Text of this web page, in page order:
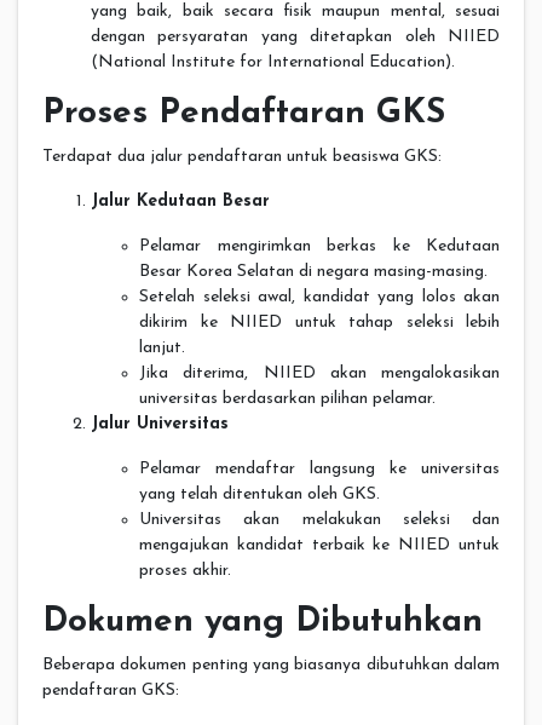
yang baik, baik secara fisik maupun mental, sesuai
dengan persyaratan yang ditetapkan oleh NIIED
(National Institute for International Education).
Proses Pendaftaran GKS
Terdapat dua jalur pendaftaran untuk beasiswa GKS:
Jalur Kedutaan Besar
Pelamar mengirimkan berkas ke Kedutaan
Besar Korea Selatan di negara masing-masing.
Setelah seleksi awal, kandidat yang lolos akan
dikirim ke NIIED untuk tahap seleksi lebih
lanjut.
Jika diterima, NIIED akan mengalokasikan
universitas berdasarkan pilihan pelamar.
Jalur Universitas
Pelamar mendaftar langsung ke universitas
yang telah ditentukan oleh GKS.
Universitas akan melakukan seleksi dan
mengajukan kandidat terbaik ke NIIED untuk
proses akhir.
Dokumen yang Dibutuhkan
Beberapa dokumen penting yang biasanya dibutuhkan dalam
pendaftaran GKS: